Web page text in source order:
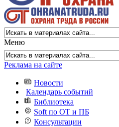
Меню
Реклама на сайте
Новости
Календарь событий
Библиотека
Soft по ОТ и ПБ
Консультации